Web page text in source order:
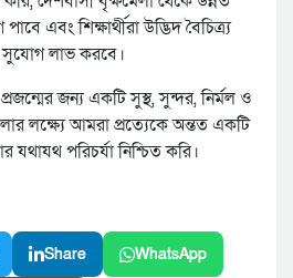
এবং শিক্ষার্থীরা উদ্ভিদ বৈচিত্র্য
সুযোগ লাভ করবে।
জন্য একটি সুস্থ, সুন্দর, নির্মল ও
লক্ষ্যে আমরা প্রত্যেকে অন্তত একটি
পরিচর্যা নিশ্চিত করি।
Share WhatsApp